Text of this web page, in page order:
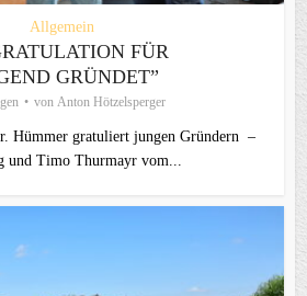
Allgemein
FÜR
GRÜNDET”
von Anton Hötzelsperger
Hümmer gratuliert jungen Gründern –
und Timo Thurmayr vom...